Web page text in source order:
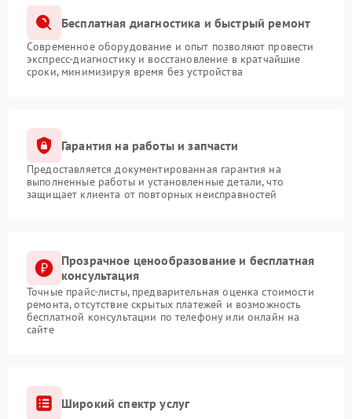
Бесплатная диагностика и быстрый ремонт
Современное оборудование и опыт позволяют провести
экспресс-диагностику и восстановление в кратчайшие
сроки, минимизируя время без устройства
Гарантия на работы и запчасти
Предоставляется документированная гарантия на
выполненные работы и установленные детали, что
защищает клиента от повторных неисправностей
Прозрачное ценообразование и бесплатная
консультация
Точные прайс-листы, предварительная оценка стоимости
ремонта, отсутствие скрытых платежей и возможность
бесплатной консультации по телефону или онлайн на
сайте
Широкий спектр услуг